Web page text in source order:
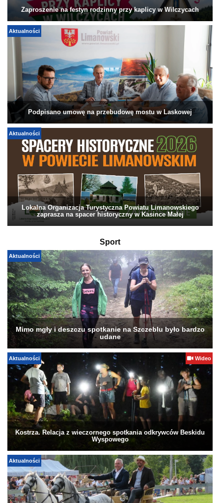
Zaproszenie na festyn rodzinny przy kaplicy w Wilczycach
Aktualności
Podpisano umowę na przebudowę mostu w Laskowej
Aktualności
Lokalna Organizacja Turystyczna Powiatu Limanowskiego
zaprasza na spacer historyczny w Kasince Małej
Sport
Aktualności
Mimo mgły i deszczu spotkanie na Szczeblu było bardzo
udane
Aktualności Wideo
Kostrza. Relacja z wieczornego spotkania odkrywców Beskidu
Wyspowego
Aktualności